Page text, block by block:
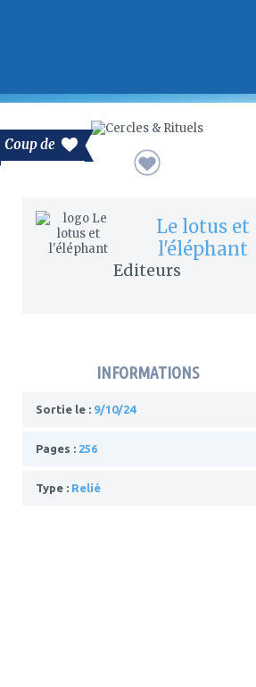
Coup de
Le lotus et
l'éléphant
Editeurs
INFORMATIONS
Sortie le : 9/10/24
Pages : 256
Type : Relié